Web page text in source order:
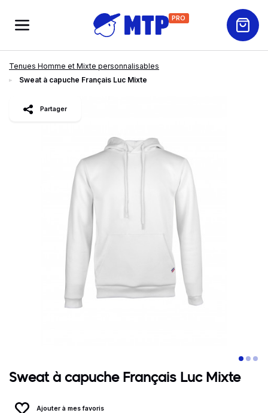
PRO
Tenues Homme et Mixte personnalisables
Sweat à capuche Français Luc Mixte
Sweat à capuche Français Luc Mixte
Ajouter à mes favoris
Partager
slide1